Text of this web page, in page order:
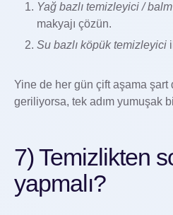
Yağ bazlı temizleyici /
makyajı çözün.
Su bazlı köpük temizleyici
Yine de her gün çift aşama şart
geriliyorsa, tek adım yumuşak
7) Temizlikten
yapmalı?